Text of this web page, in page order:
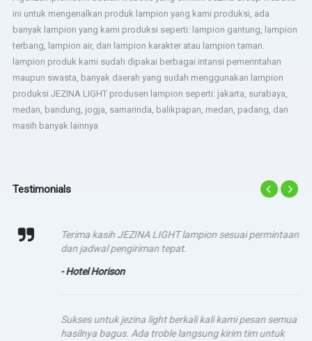
ini untuk mengenalkan produk lampion yang kami produksi, ada
banyak lampion yang kami produksi seperti: lampion gantung, lampion
terbang, lampion air, dan lampion karakter atau lampion taman.
lampion produk kami sudah dipakai berbagai intansi pemerintahan
maupun swasta, banyak daerah yang sudah menggunakan lampion
produksi JEZINA LIGHT produsen lampion seperti: jakarta, surabaya,
medan, bandung, jogja, samarinda, balikpapan, medan, padang, dan
masih banyak lainnya
Testimonials
Terima kasih JEZINA LIGHT lampion sesuai permintaan
dan jadwal pengiriman tepat.
- Hotel Horison
Sukses untuk jezina light berkali kali kami pesan semua
hasilnya bagus. Ada troble langsung kirim tim untuk